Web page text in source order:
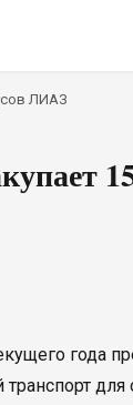
ЛИАЗ
года